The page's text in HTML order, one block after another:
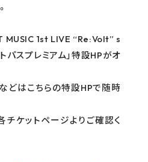
POLICY
MUSIC 1st LIVE “Re:Volt” s
スプレミアム」特設HPがオ
どはこちらの特設HPで随時
ケットページよりご確認く